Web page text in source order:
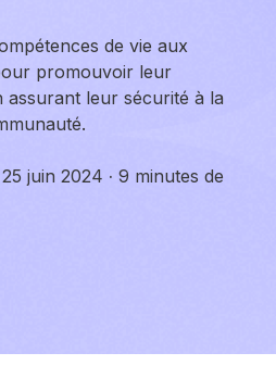
de vie aux
promouvoir leur
assurant leur sécurité à la
25 juin 2024 · 9 minutes de